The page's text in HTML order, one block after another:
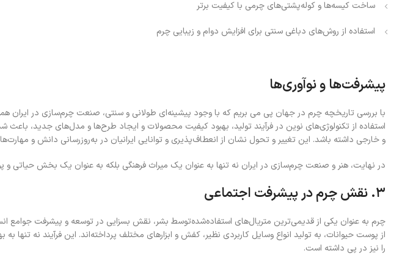
ساخت کیسه‌ها و کوله‌پشتی‌های چرمی با کیفیت برتر
استفاده از روش‌های دباغی سنتی برای افزایش دوام و زیبایی چرم
پیشرفت‌ها و نوآوری‌ها
با بررسی تاریخچه چرم در جهان پی می بریم که با وجود پیشینه‌ای طولانی و سنتی، صنعت چرم‌سازی در ایران
استفاده از تکنولوژی‌های نوین در فرآیند تولید، بهبود کیفیت محصولات و ایجاد طرح‌ها و مدل‌های جدید،
و خارجی داشته باشد. این تغییر و تحول نشان از انعطاف‌پذیری و توانایی ایرانیان در به‌روزرسانی دانش و
در نهایت، هنر و صنعت چرم‌سازی در ایران نه تنها به عنوان یک میراث فرهنگی بلکه به عنوان یک بخش حیاتی
۳. نقش چرم در پیشرفت اجتماعی
چرم به عنوان یکی از قدیمی‌ترین متریال‌های استفاده‌شده‌توسط بشر، نقش بسزایی در توسعه و پیشرفت جوامع
از پوست حیوانات، به تولید انواع وسایل کاربردی نظیر، کفش و ابزارهای مختلف پرداخته‌اند. این فرآیند نه
را نیز در پی داشته است.